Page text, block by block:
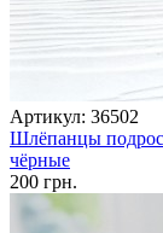
Артикул: 36502
Шлёпанцы
чёрные
200 грн.